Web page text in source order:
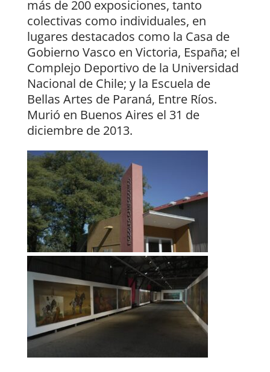
más de 200 exposiciones, tanto
colectivas como individuales, en
lugares destacados como la Casa de
Gobierno Vasco en Victoria, España; el
Complejo Deportivo de la Universidad
Nacional de Chile; y la Escuela de
Bellas Artes de Paraná, Entre Ríos.
Murió en Buenos Aires el 31 de
diciembre de 2013.